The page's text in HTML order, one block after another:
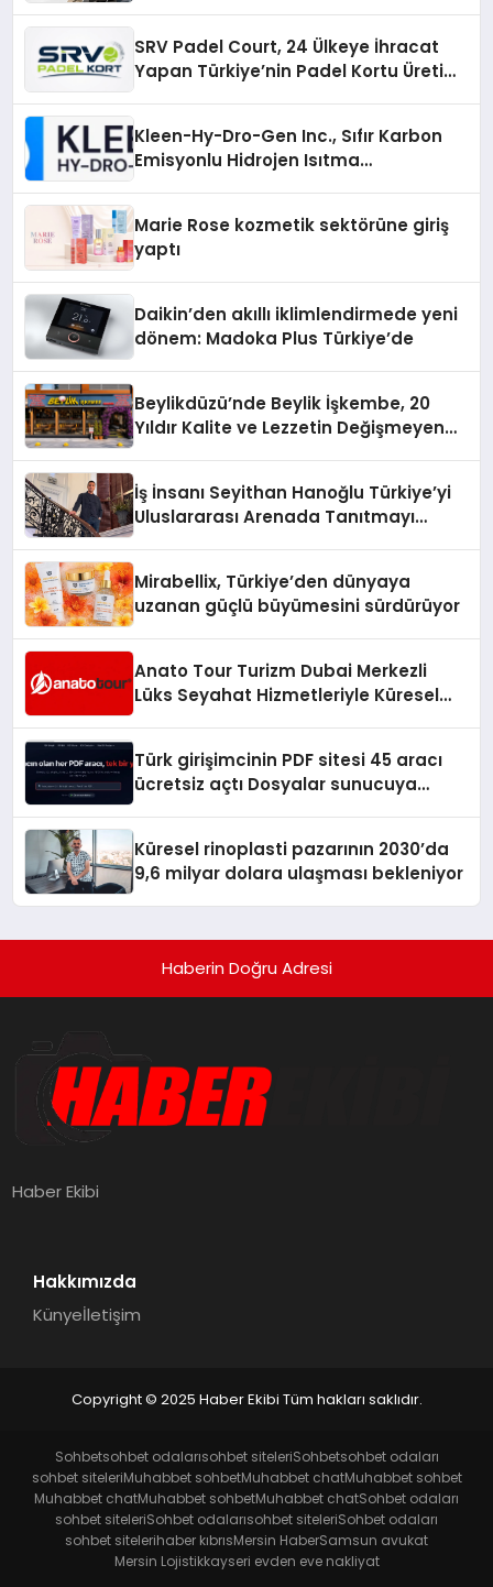
SRV Padel Court, 24 Ülkeye İhracat
Yapan Türkiye’nin Padel Kortu Üretim
Kleen-Hy-Dro-Gen Inc., Sıfır Karbon
Emisyonlu Hidrojen Isıtma
Marie Rose kozmetik sektörüne giriş
yaptı
Daikin’den akıllı iklimlendirmede yeni
dönem: Madoka Plus Türkiye’de
Beylikdüzü’nde Beylik İşkembe, 20
Yıldır Kalite ve Lezzetin Değişmeyen
İş İnsanı Seyithan Hanoğlu Türkiye’yi
Uluslararası Arenada Tanıtmayı
Mirabellix, Türkiye’den dünyaya
uzanan güçlü büyümesini sürdürüyor
Anato Tour Turizm Dubai Merkezli
Lüks Seyahat Hizmetleriyle Küresel
Türk girişimcinin PDF sitesi 45 aracı
ücretsiz açtı Dosyalar sunucuya
Küresel rinoplasti pazarının 2030’da
9,6 milyar dolara ulaşması bekleniyor
Haberin Doğru Adresi
Haber Ekibi
Hakkımızda
Künyeİletişim
Copyright © 2025 Haber Ekibi Tüm hakları saklıdır.
Sohbetsohbet odalarısohbet siteleriSohbetsohbet odaları
sohbet siteleriMuhabbet sohbetMuhabbet chatMuhabbet sohbet
Muhabbet chatMuhabbet sohbetMuhabbet chatSohbet odaları
sohbet siteleriSohbet odalarısohbet siteleriSohbet odaları
sohbet sitelerihaber kıbrısMersin HaberSamsun avukat
Mersin Lojistikkayseri evden eve nakliyat